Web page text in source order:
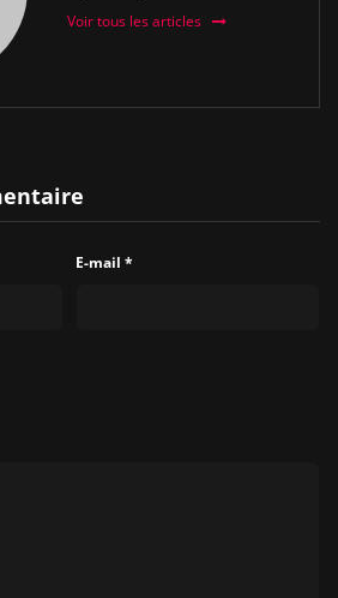
Voir tous les articles
E-mail *